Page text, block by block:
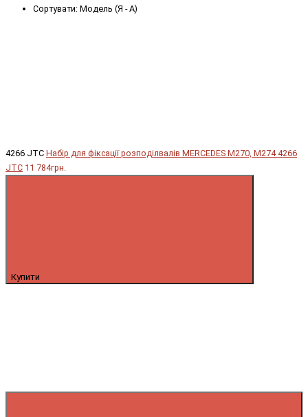
Сортувати: Модель (Я - А)
4266 JTC Набір для фіксації розподілвалів MERCEDES М270, M274 4266
JTC 11 784грн.
Купити